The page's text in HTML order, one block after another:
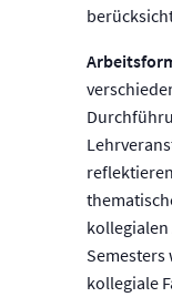
kollegialen
Semesters
kollegiale